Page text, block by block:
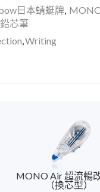
日本蜻蜓牌,
鉛芯筆
Writing
MONO Air 超流暢
（換芯型）